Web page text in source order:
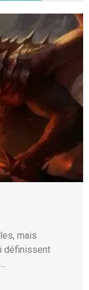
mais
définissent